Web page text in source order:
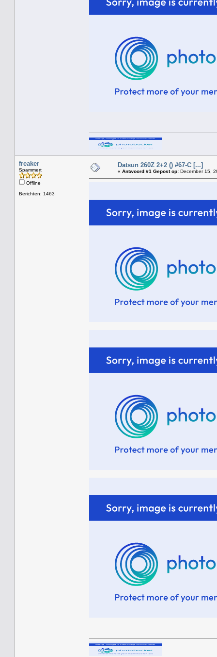
freaker
Spammert
Offline
Berichten: 1463
Datsun 260Z 2+2 () #67-C [...]
« Antwoord #1 Gepost op: December 15,